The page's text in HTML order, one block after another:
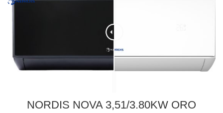
NORDIS NOVA 3,51/3.80KW ORO